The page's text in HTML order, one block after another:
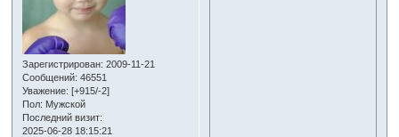
Зарегистрирован: 2009-11-21
Сообщений: 46551
Уважение: [+915/-2]
Пол: Мужской
Последний визит:
2025-06-28 18:15:21